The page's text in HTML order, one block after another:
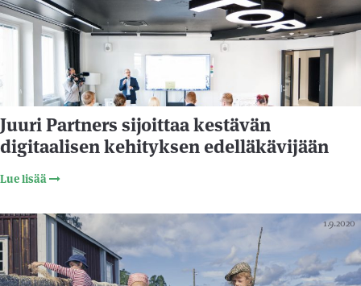
Juuri Partners sijoittaa kestävän
digitaalisen kehityksen edelläkävijään
Lue lisää
1.9.2020